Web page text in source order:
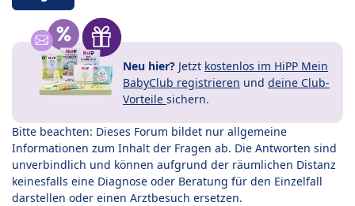
Neu hier? Jetzt kostenlos im HiPP Mein
BabyClub registrieren und deine Club-
Vorteile sichern.
Bitte beachten: Dieses Forum bildet nur allgemeine
Informationen zum Inhalt der Fragen ab. Die Antworten sind
unverbindlich und können aufgrund der räumlichen Distanz
keinesfalls eine Diagnose oder Beratung für den Einzelfall
darstellen oder einen Arztbesuch ersetzen.